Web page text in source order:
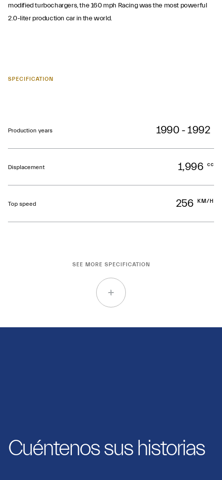
modified turbochargers, the 160 mph Racing was the most powerful
2.0-liter production car in the world.
SPECIFICATION
Production years 1990 - 1992
Displacement 1,996 cc
Top speed 256 KM/H
SEE MORE SPECIFICATION
Cuéntenos sus historias